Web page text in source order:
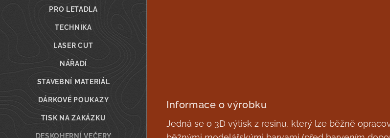
PRO LETADLA
TECHNIKA
LASER CUT
NÁŘADÍ
STAVEBNÍ MATERIÁL
DÁRKOVÉ POUKAZY
TISK NA ZAKÁZKU
DESKOHERNÍ VEČERY
Informace o výrobku
Jedná se o 3D výtisk z resinu, který lze běžně